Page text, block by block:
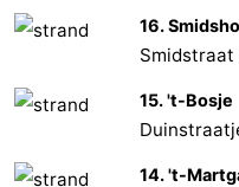
Zwin 16.
15. 't-Bosje
14. 't-